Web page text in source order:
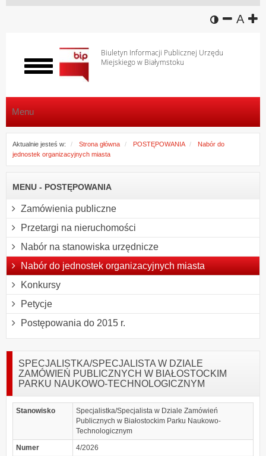
wersja
A
Biuletyn Informacji Publicznej Urzędu
Miejskiego w Białymstoku
Włącz
menu
Menu
Aktualnie jesteś w: Strona główna POSTĘPOWANIA
Nabór do
jednostek organizacyjnych miasta
MENU - POSTĘPOWANIA
Zamówienia publiczne
Przetargi na nieruchomości
Nabór na stanowiska urzędnicze
Nabór do jednostek organizacyjnych miasta
Konkursy
Petycje
Postępowania do 2015 r.
SPECJALISTKA/SPECJALISTA W DZIALE
ZAMÓWIEŃ PUBLICZNYCH W BIAŁOSTOCKIM
PARKU NAUKOWO-TECHNOLOGICZNYM
Stanowisko
Specjalistka/Specjalista w Dziale Zamówień
Publicznych w Białostockim Parku Naukowo-
Technologicznym
Numer
4/2026